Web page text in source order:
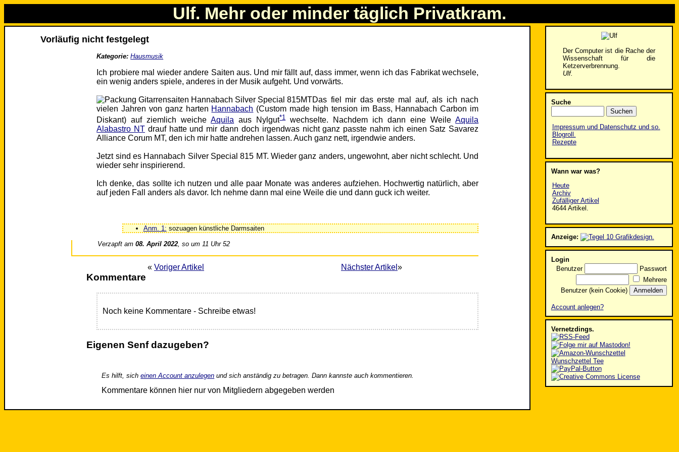
Ulf. Mehr oder minder täglich Privatkram.
Vorläufig nicht festgelegt
Kategorie: Hausmusik
Ich probiere mal wieder andere Saiten aus. Und mir fällt auf, dass immer, wenn ich das Fabrikat wechsele,
ein wenig anders spiele, anderes in der Musik aufgeht. Und vorwärts.
Das fiel mir das erste mal auf, als ich nach
vielen Jahren von ganz harten Hannabach (Custom made high tension im Bass, Hannabach Carbon im
Diskant) auf ziemlich weicheAquila aus Nylgut*1wechselte. Nachdem ich dann eine WeileAquila
Alabastro NT drauf hatte und mir dann doch irgendwas nicht ganz passte nahm ich einen Satz Savarez
Alliance Corum MT, den ich mir hatte andrehen lassen. Auch ganz nett, irgendwie anders.
Jetzt sind es Hannabach Silver Special 815 MT. Wieder ganz anders, ungewohnt, aber nicht schlecht. Und
wieder sehr inspirierend.
Ich denke, das sollte ich nutzen und alle paar Monate was anderes aufziehen. Hochwertig natürlich, aber
auf jeden Fall anders als davor. Ich nehme dann mal eine Weile die und dann guck ich weiter.
Anm. 1: sozuagen künstliche Darmsaiten
Verzapft am08. April 2022 , so um 11 Uhr 52
« Voriger Artikel Nächster Artikel »
Kommentare
Noch keine Kommentare - Schreibe etwas!
Eigenen Senf dazugeben?
Es hilft, sicheinen Account anzulegen und sich anständig zu betragen. Dann kannste auch kommentieren.
Kommentare können hier nur von Mitgliedern abgegeben werden
Der Computer ist die Rache der
Wissenschaft für die
Ketzerverbrennung.
Ulf.
Suche
Impressum und Datenschutz und so.
Blogroll.
Rezepte
Wann war was?
Heute
Archiv
Zufälliger Artikel
4644 Artikel.
Anzeige:
Login
Benutzer
Passwort
Mehrere
Benutzer (kein Cookie)
Account anlegen?
Vernetzdings.
Wunschzettel Tee